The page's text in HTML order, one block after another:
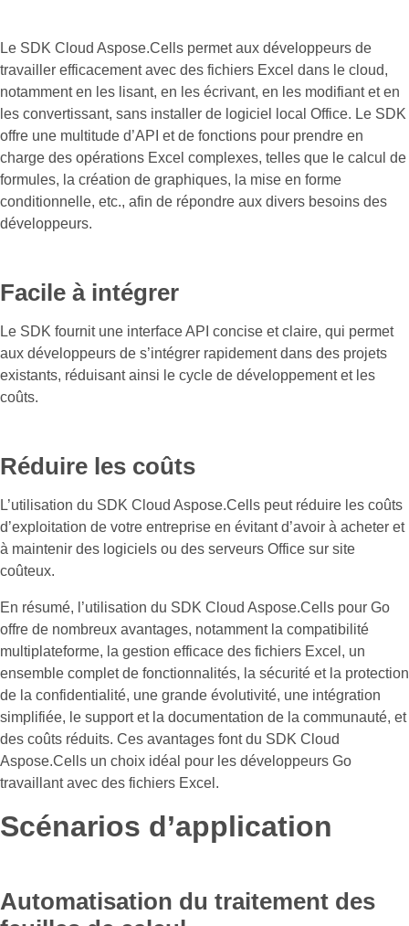
Le SDK Cloud Aspose.Cells permet aux développeurs de
travailler efficacement avec des fichiers Excel dans le cloud,
notamment en les lisant, en les écrivant, en les modifiant et en
les convertissant, sans installer de logiciel local Office. Le SDK
offre une multitude d’API et de fonctions pour prendre en
charge des opérations Excel complexes, telles que le calcul de
formules, la création de graphiques, la mise en forme
conditionnelle, etc., afin de répondre aux divers besoins des
développeurs.
Facile à intégrer
Le SDK fournit une interface API concise et claire, qui permet
aux développeurs de s’intégrer rapidement dans des projets
existants, réduisant ainsi le cycle de développement et les
coûts.
Réduire les coûts
L’utilisation du SDK Cloud Aspose.Cells peut réduire les coûts
d’exploitation de votre entreprise en évitant d’avoir à acheter et
à maintenir des logiciels ou des serveurs Office sur site
coûteux.
En résumé, l’utilisation du SDK Cloud Aspose.Cells pour Go
offre de nombreux avantages, notamment la compatibilité
multiplateforme, la gestion efficace des fichiers Excel, un
ensemble complet de fonctionnalités, la sécurité et la protection
de la confidentialité, une grande évolutivité, une intégration
simplifiée, le support et la documentation de la communauté, et
des coûts réduits. Ces avantages font du SDK Cloud
Aspose.Cells un choix idéal pour les développeurs Go
travaillant avec des fichiers Excel.
Scénarios d’application
Automatisation du traitement des